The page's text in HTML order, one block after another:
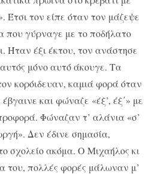
Έτσι τον είπε όταν τον μάζεψε
που γύρναγε με το ποδήλατο
Ήταν έξι έκτου, τον ανάστησε
μόνο αυτό άκουγε. Τα
κορόιδευαν, καμιά φορά όταν
και φώναζε «έξ’, έξ΄» με
Φώναζαν τ’ αλάνια «σ’
Δεν έδινε σημασία,
σχολείο ακόμα. Ο Μιχαήλος κι
του, πολλές φορές μάλωναν μ’